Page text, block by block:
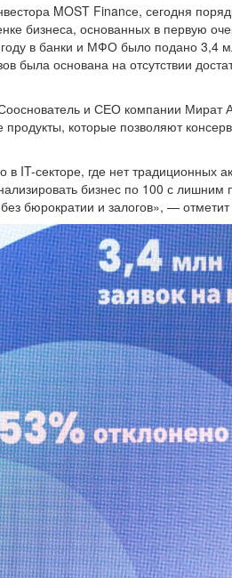
MOST Finanсе, сегодня
бизнеса, основанных в первую
в банки и МФО было подано 3,4
была основана на отсутствии
и СЕО компании Мират
которые позволяют
секторе, где нет традиционных
бизнес по 100 с
бюрократии и залогов», —